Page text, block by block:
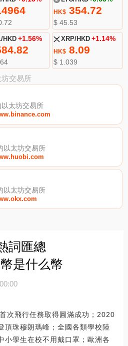
HK$354.72
$ 45.53
HKD +1.56% XRP/HKD +1.14%
HK$8.09
$ 1.039
交易所
太坊交易所
以太坊交易所
以太坊交易所
詞匯總
是什么幣
次飛行任務取得圓滿成功；2020
頂珠穆朗瑪峰；全國各類學校陸
小學生在校不用戴口罩；歐洲各